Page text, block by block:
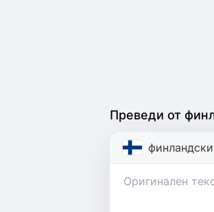
Преведи от
финландски